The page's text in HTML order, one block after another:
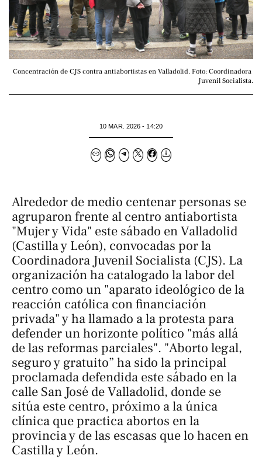
Concentración de CJS contra antiabortistas en Valladolid. Foto: Coordinadora
Juvenil Socialista.
10 MAR. 2026 - 14:20
Alrededor de medio centenar personas se
agruparon frente al centro antiabortista
"Mujer y Vida" este sábado en Valladolid
(Castilla y León), convocadas por la
Coordinadora Juvenil Socialista (CJS). La
organización ha catalogado la labor del
centro como un "aparato ideológico de la
reacción católica con financiación
privada" y ha llamado a la protesta para
defender un horizonte político "más allá
de las reformas parciales". "Aborto legal,
seguro y gratuito” ha sido la principal
proclamada defendida este sábado en la
calle San José de Valladolid, donde se
sitúa este centro, próximo a la única
clínica que practica abortos en la
provincia y de las escasas que lo hacen en
Castilla y León.